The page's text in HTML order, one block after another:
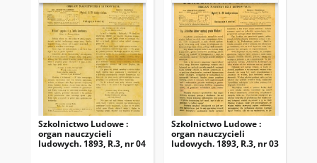
Szkolnictwo Ludowe :
organ nauczycieli
ludowych. 1893, R.3, nr 04
Szkolnictwo Ludowe :
organ nauczycieli
ludowych. 1893, R.3, nr 03